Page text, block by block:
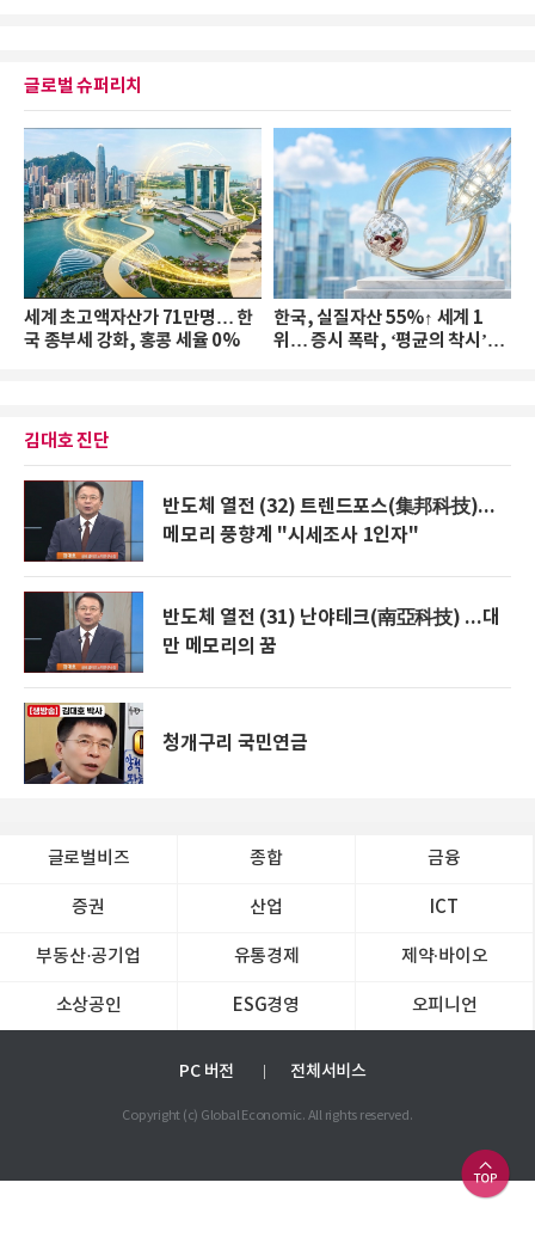
글로벌 슈퍼리치
세계 초고액자산가 71만명… 한
국 종부세 강화, 홍콩 세율 0%
한국, 실질자산 55%↑ 세계 1
위… 증시 폭락, ‘평균의 착시’와
김대호 진단
반도체 열전 (32) 트렌드포스(集邦科技)...
메모리 풍향계 "시세조사 1인자"
반도체 열전 (31) 난야테크(南亞科技) ...대
만 메모리의 꿈
청개구리 국민연금
글로벌비즈 종합 금융
증권 산업 ICT
부동산·공기업 유통경제 제약∙바이오
소상공인 ESG경영 오피니언
PC 버전 전체서비스
Copyright (c) Global Economic. All rights reserved.